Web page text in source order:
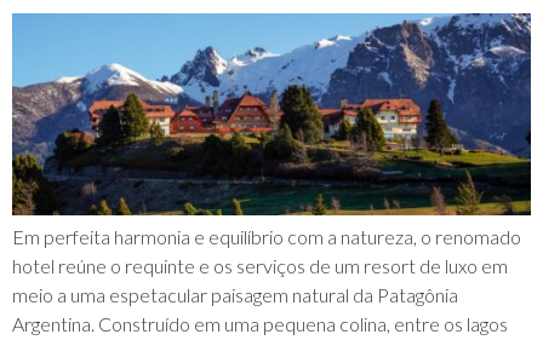
Em perfeita harmonia e equilíbrio com a natureza, o renomado
hotel reúne o requinte e os serviços de um resort de luxo em
meio a uma espetacular paisagem natural da Patagônia
Argentina. Construído em uma pequena colina, entre os lagos